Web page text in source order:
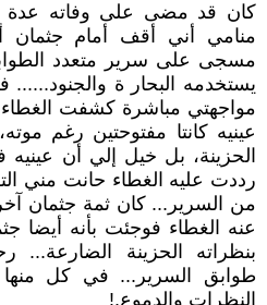
كان قد مضى على وفاته عدة
منامي أني أقف أمام جثمان
مسجى على سرير متعدد
يستخدمه البحار ة
مواجهتي مباشرة كشفت
عينيه كانتا مفتوحتين رغم
الحزينة، بل خيل إلي أن عينيه
رددت عليه الغطاء حانت مني
من السرير... كان ثمة
عنه الغطاء فوجئت بأنه أيضا
بنظراته الحزينة
طوابق السرير... في كل منها
النظرات والدموع.!